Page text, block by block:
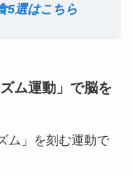
5選はこちら
ム運動」で脳を
ム」を刻む運動で